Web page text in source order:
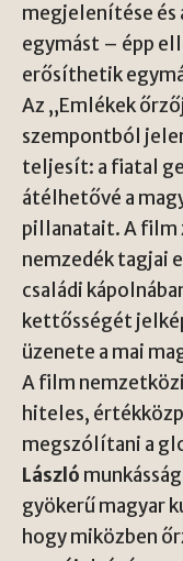
megjelenítése és
egymást – épp
erősíthetik
Az „Emlékek
szempontból
teljesít: a fiatal
átélhetővé a
pillanatait. A film
nemzedék tagjai
családi
kettősségét
üzenete a mai
A film
hiteles,
megszólítani a
László
gyökerű magyar
hogy miközben